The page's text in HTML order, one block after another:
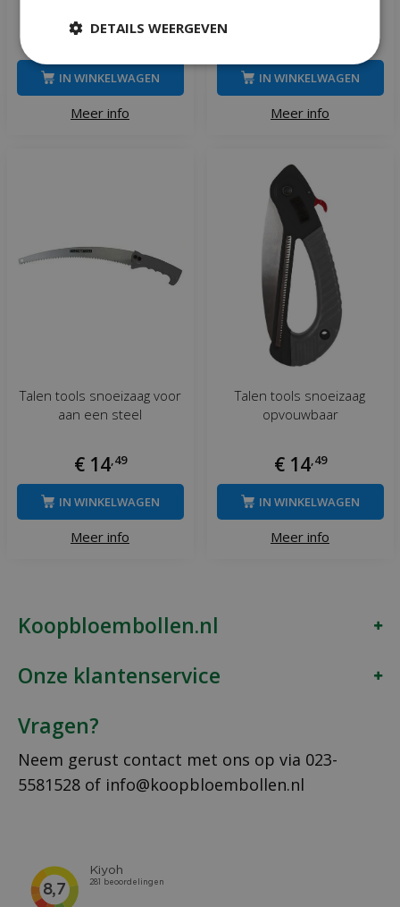
€ 42 ,79
Meer info
IN WINKELWAGEN
Meer info
IN WINKELWAGEN
Talen tools snoeizaag voor
aan een steel
€ 14 49
Meer info
IN WINKELWAGEN
Talen tools snoeizaag
opvouwbaar
€ 14 49
Meer info
IN WINKELWAGEN
Koopbloembollen.nl
Onze klantenservice
Vragen?
Neem gerust contact met ons op via 023-
5581528 of info@koopbloembollen.nl
DETAILS WEERGEVEN